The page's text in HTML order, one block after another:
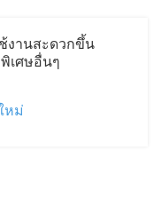
งานสะดวกขึ้น
เศษอื่นๆ
หม่